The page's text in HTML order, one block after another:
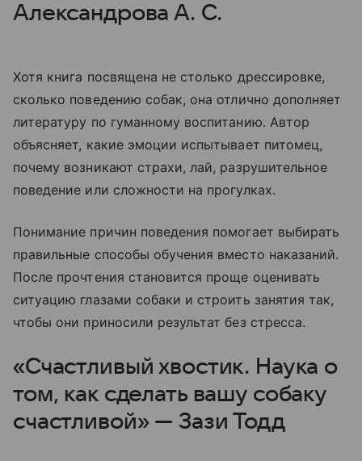
Александрова А. С.
Хотя книга посвящена не столько дрессировке,
сколько поведению собак, она отлично дополняет
литературу по гуманному воспитанию. Автор
объясняет, какие эмоции испытывает питомец,
почему возникают страхи, лай, разрушительное
поведение или сложности на прогулках.
Понимание причин поведения помогает выбирать
правильные способы обучения вместо наказаний.
После прочтения становится проще оценивать
ситуацию глазами собаки и строить занятия так,
чтобы они приносили результат без стресса.
«Счастливый хвостик. Наука о
том, как сделать вашу собаку
счастливой» — Зази Тодд